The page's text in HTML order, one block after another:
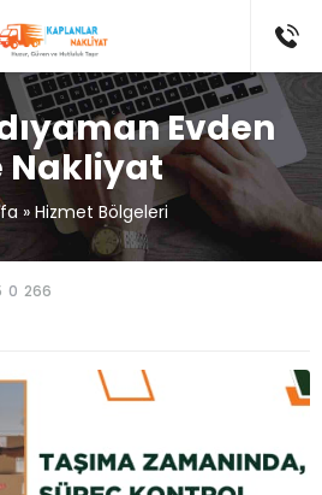
Evden
Nakliyat
» Hizmet Bölgeleri
0 266